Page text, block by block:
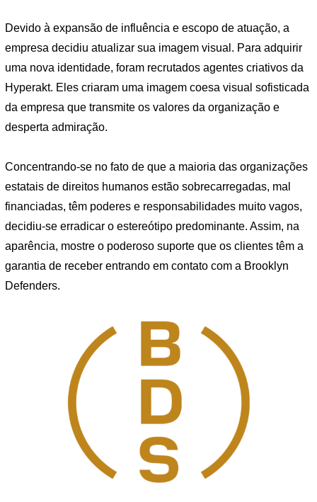
Devido à expansão de influência e escopo de atuação, a
empresa decidiu atualizar sua imagem visual. Para adquirir
uma nova identidade, foram recrutados agentes criativos da
Hyperakt. Eles criaram uma imagem coesa visual sofisticada
da empresa que transmite os valores da organização e
desperta admiração.
Concentrando-se no fato de que a maioria das organizações
estatais de direitos humanos estão sobrecarregadas, mal
financiadas, têm poderes e responsabilidades muito vagos,
decidiu-se erradicar o estereótipo predominante. Assim, na
aparência, mostre o poderoso suporte que os clientes têm a
garantia de receber entrando em contato com a Brooklyn
Defenders.